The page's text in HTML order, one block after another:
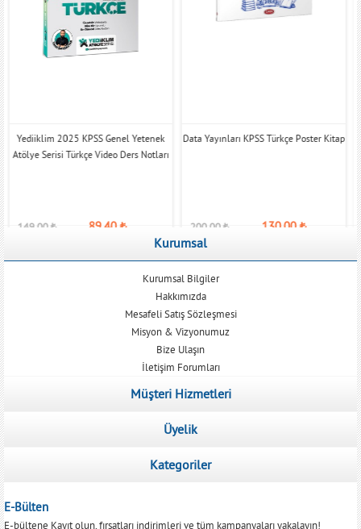
Yediiklim 2025 KPSS Genel Yetenek
Atölye Serisi Türkçe Video Ders Notları
149,00₺ 89,40₺
Data Yayınları KPSS Türkçe Poster Kitap
200,00₺ 130,00₺
Kurumsal
Kurumsal Bilgiler
Hakkımızda
Mesafeli Satış Sözleşmesi
Misyon & Vizyonumuz
Bize Ulaşın
İletişim Forumları
Müşteri Hizmetleri
Üyelik
Kategoriler
E-Bülten
E-bültene Kayıt olun, fırsatları indirimleri ve tüm kampanyaları yakalayın!